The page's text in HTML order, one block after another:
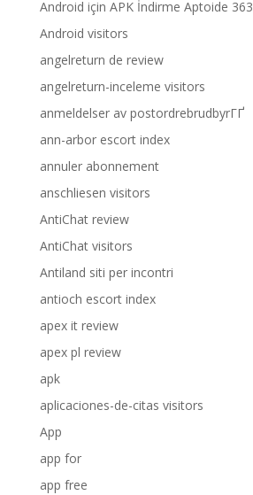
Android için APK İndirme Aptoide 363
Android visitors
angelreturn de review
angelreturn-inceleme visitors
anmeldelser av postordrebrudbyrГҐ
ann-arbor escort index
annuler abonnement
anschliesen visitors
AntiChat review
AntiChat visitors
Antiland siti per incontri
antioch escort index
apex it review
apex pl review
apk
aplicaciones-de-citas visitors
App
app for
app free